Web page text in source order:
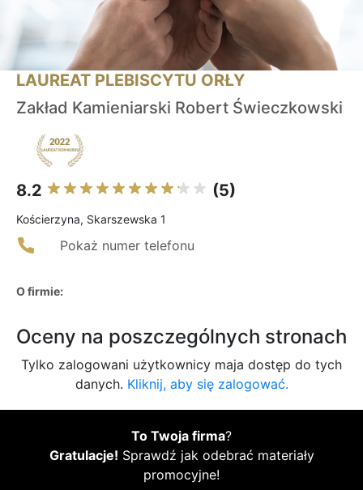
LAUREAT PLEBISCYTU ORŁY
Zakład Kamieniarski Robert Świeczkowski
8.2 (5)
Kościerzyna, Skarszewska 1
Pokaż numer telefonu
O firmie:
Oceny na poszczególnych stronach
Tylko zalogowani użytkownicy maja dostęp do tych
danych. Kliknij, aby się zalogować.
To Twoja firma?
Gratulacje! Sprawdź jak odebrać materiały
promocyjne!